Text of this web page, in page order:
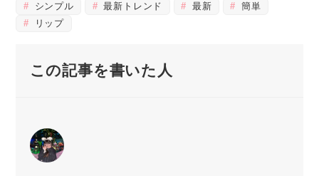
シンプル
最新トレンド 最新
簡単
リップ
この記事を書いた人